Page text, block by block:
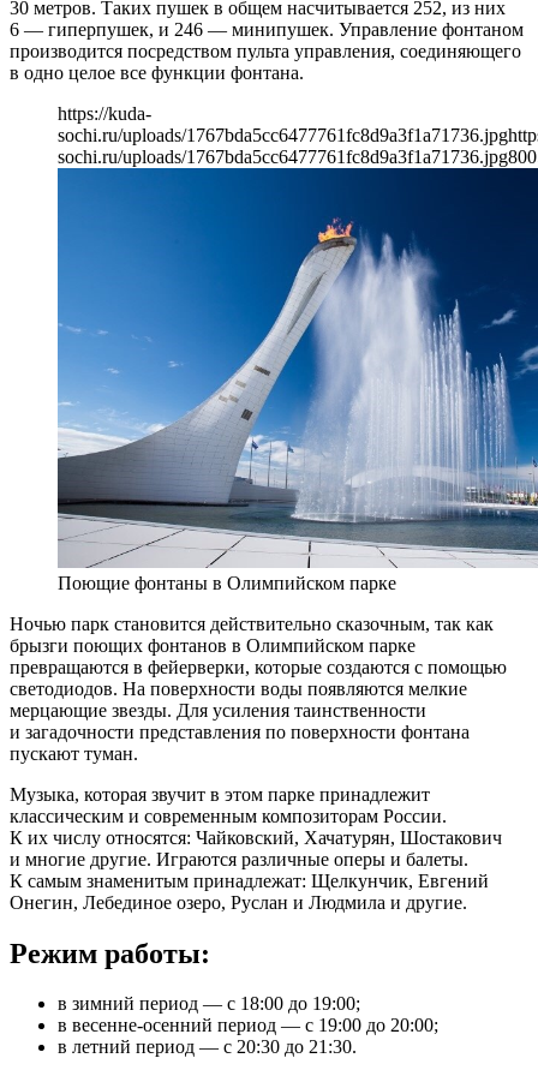
30 метров. Таких пушек в общем насчитывается 252, из них
6 — гиперпушек, и 246 — минипушек. Управление фонтаном
производится посредством пульта управления, соединяющего
в одно целое все функции фонтана.
https://kuda-
sochi.ru/uploads/1767bda5cc6477761fc8d9a3f1a71736.jpg
sochi.ru/uploads/1767bda5cc6477761fc8d9a3f1a71736.jpg800
Поющие фонтаны в Олимпийском парке
Ночью парк становится действительно сказочным, так как
брызги поющих фонтанов в Олимпийском парке
превращаются в фейерверки, которые создаются с помощью
светодиодов. На поверхности воды появляются мелкие
мерцающие звезды. Для усиления таинственности
и загадочности представления по поверхности фонтана
пускают туман.
Музыка, которая звучит в этом парке принадлежит
классическим и современным композиторам России.
К их числу относятся: Чайковский, Хачатурян, Шостакович
и многие другие. Играются различные оперы и балеты.
К самым знаменитым принадлежат: Щелкунчик, Евгений
Онегин, Лебединое озеро, Руслан и Людмила и другие.
Режим работы:
в зимний период — с 18:00 до 19:00;
в весенне-осенний период — с 19:00 до 20:00;
в летний период — с 20:30 до 21:30.